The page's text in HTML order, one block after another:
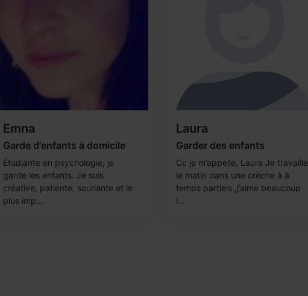
Emna
Garde d'enfants à domicile
Étudiante en psychologie, je
garde les enfants. Je suis
créative, patiente, souriante et le
plus imp...
Laura
Garder des enfants
Cc je m’appelle, Laura Je travaille
le matin dans une crèche à à
temps partiels ,j’aime beaucoup
l...